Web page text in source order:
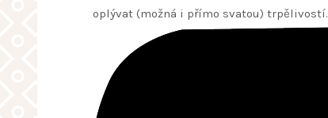
oplývat (možná i přímo svatou) trpělivostí.